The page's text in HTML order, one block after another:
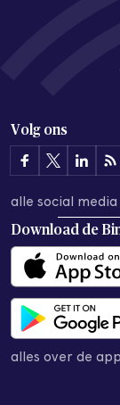
Volg ons
alle social media
Download de
alles over de